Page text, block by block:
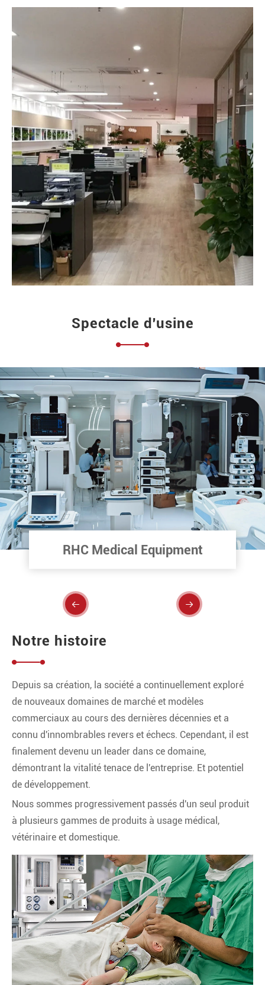
Spectacle d'usine
RHC Facotry
 
Notre histoire
Depuis sa création, la société a continuellement exploré
de nouveaux domaines de marché et modèles
commerciaux au cours des dernières décennies et a
connu d'innombrables revers et échecs. Cependant, il est
finalement devenu un leader dans ce domaine,
démontrant la vitalité tenace de l'entreprise. Et potentiel
de développement.
Nous sommes progressivement passés d'un seul produit
à plusieurs gammes de produits à usage médical,
vétérinaire et domestique.